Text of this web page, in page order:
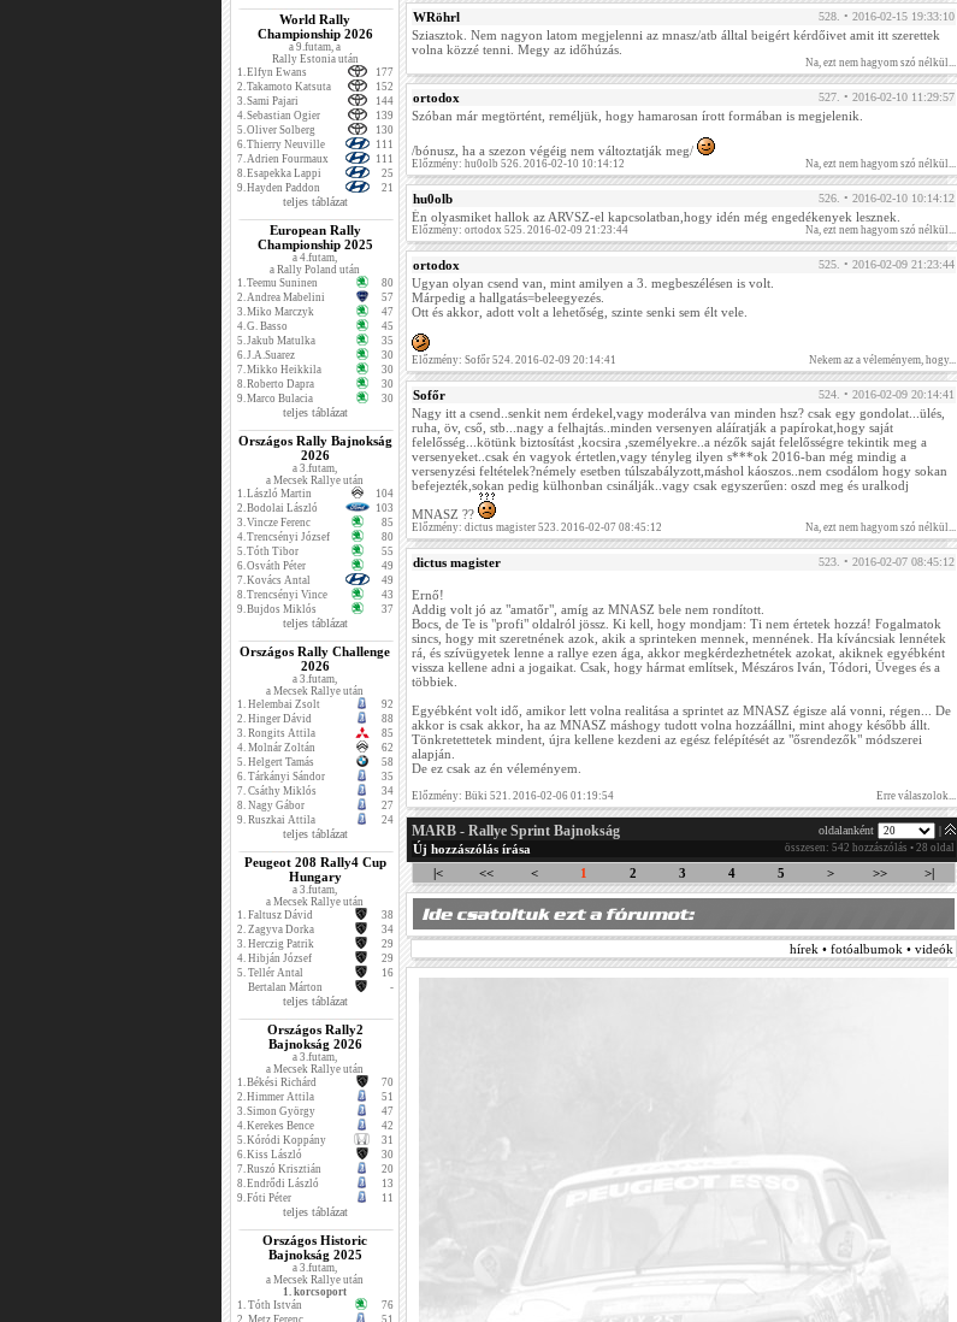
World Rally
Championship 2026
a 9.futam, a
Rally Estonia után
1.Elfyn Ewans
177
2.Takamoto Katsuta
152
3.Sami Pajari
144
4.Sebastian Ogier
139
5.Oliver Solberg
130
6.Thierry Neuville
111
7.Adrien Fourmaux
111
8.Esapekka Lappi
25
9.Hayden Paddon 21
teljes táblázat
European Rally
Championship 2025
a 4.futam,
a Rally Poland után
1.Teemu Suninen
80
2.Andrea Mabelini
57
3.Miko Marczyk
47
4.G. Basso
45
5.Jakub Matulka
35
6.J.A.Suarez
30
7.Mikko Heikkila
30
8.Roberto Dapra
30
9.Marco Bulacia 30
teljes táblázat
Országos Rally Bajnokság
2026
a 3.futam,
a Mecsek Rallye után
1.László Martin
104
2.Bodolai László
103
3.Vincze Ferenc
85
4.Trencsényi József
80
5.Tóth Tibor
55
6.Osváth Péter
49
7.Kovács Antal
49
8.Trencsényi Vince
43
9.Bujdos Miklós 37
teljes táblázat
Országos Rally Challenge
2026
a 3.futam,
a Mecsek Rallye után
1. Helembai Zsolt
92
2. Hinger Dávid
88
3. Rongits Attila
85
4. Molnár Zoltán
62
5. Helgert Tamás
58
6. Tárkányi Sándor
35
7. Csáthy Miklós
34
8. Nagy Gábor
27
9. Ruszkai Attila 24
teljes táblázat
Peugeot 208 Rally4 Cup
Hungary
a 3.futam,
a Mecsek Rallye után
1. Faltusz Dávid
38
2. Zagyva Dorka
34
3. Herczig Patrik
29
4. Hibján József
29
5. Tellér Antal
16
Bertalan Márton
-
teljes táblázat
Országos Rally2
Bajnokság 2026
a 3.futam,
a Mecsek Rallye után
1.Békési Richárd
70
2.Himmer Attila
51
3.Simon György
47
4.Kerekes Bence
42
5.Kóródi Koppány
31
6.Kiss László
30
7.Ruszó Krisztián
20
8.Endrődi László
13
9.Fóti Péter 11
teljes táblázat
Országos Historic
Bajnokság 2025
a 3.futam,
a Mecsek Rallye után
1. korcsoport
1. Tóth István
76
2. Metz Ferenc 51
WRöhrl 528. • 2016-02-15 19:33:10
Sziasztok. Nem nagyon latom megjelenni az mnasz/atb álltal beigért kérdőivet amit itt szerettek
volna közzé tenni. Megy az időhúzás.
Na, ezt nem hagyom szó nélkül...
ortodox 527. • 2016-02-10 11:29:57
Szóban már megtörtént, reméljük, hogy hamarosan írott formában is megjelenik.
/bónusz, ha a szezon végéig nem változtatják meg/
Előzmény: hu0olb 526. 2016-02-10 10:14:12 Na, ezt nem hagyom szó nélkül...
hu0olb 526. • 2016-02-10 10:14:12
Én olyasmiket hallok az ARVSZ-el kapcsolatban,hogy idén még engedékenyek lesznek.
Előzmény: ortodox 525. 2016-02-09 21:23:44 Na, ezt nem hagyom szó nélkül...
ortodox 525. • 2016-02-09 21:23:44
Ugyan olyan csend van, mint amilyen a 3. megbeszélésen is volt.
Márpedig a hallgatás=beleegyezés.
Ott és akkor, adott volt a lehetőség, szinte senki sem élt vele.
Előzmény: Sofőr 524. 2016-02-09 20:14:41 Nekem az a véleményem, hogy...
Sofőr 524. • 2016-02-09 20:14:41
Nagy itt a csend..senkit nem érdekel,vagy moderálva van minden hsz? csak egy gondolat...ülés,
ruha, öv, cső, stb...nagy a felhajtás..minden versenyen aláíratják a papírokat,hogy saját
felelősség...kötünk biztosítást ,kocsira ,személyekre..a nézők saját felelősségre tekintik meg a
versenyeket..csak én vagyok értetlen,vagy tényleg ilyen s***ok 2016-ban még mindig a
versenyzési feltételek?némely esetben túlszabályzott,máshol káoszos..nem csodálom hogy sokan
befejezték,sokan pedig külhonban csinálják..vagy csak egyszerűen: oszd meg és uralkodj
MNASZ ??
Előzmény: dictus magister 523. 2016-02-07 08:45:12 Na, ezt nem hagyom szó nélkül...
dictus magister 523. • 2016-02-07 08:45:12
Ernő!
Addig volt jó az "amatőr", amíg az MNASZ bele nem rondított.
Bocs, de Te is "profi" oldalról jössz. Ki kell, hogy mondjam: Ti nem értetek hozzá! Fogalmatok
sincs, hogy mit szeretnének azok, akik a sprinteken mennek, mennének. Ha kíváncsiak lennétek
rá, és szívügyetek lenne a rallye ezen ága, akkor megkérdezhetnétek azokat, akiknek egyébként
vissza kellene adni a jogaikat. Csak, hogy hármat említsek, Mészáros Iván, Tódori, Üveges és a
többiek.
Egyébként volt idő, amikor lett volna realitása a sprintet az MNASZ égisze alá vonni, régen... De
akkor is csak akkor, ha az MNASZ máshogy tudott volna hozzáállni, mint ahogy később állt.
Tönkretettetek mindent, újra kellene kezdeni az egész felépítését az "ősrendezők" módszerei
alapján.
De ez csak az én véleményem.
Előzmény: Büki 521. 2016-02-06 01:19:54 Erre válaszolok...
MARB - Rallye Sprint Bajnokság oldalanként
Új hozzászólás írása összesen: 542 hozzászólás • 28 oldal
|< << < 1 2 3 4 5 > >> >|
hírek • fotóalbumok • videók